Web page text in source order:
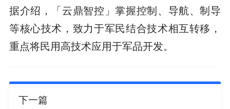
据介绍，「云鼎智控」掌握控制、导航、制导
等核心技术，致力于军民结合技术相互转移，
重点将民用高技术应用于军品开发。
下一篇